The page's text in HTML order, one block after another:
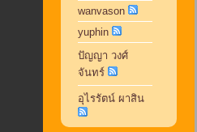
wanvason
yuphin
ปัญญา วงศ์
จันทร์
อุไรรัตน์ ผาสิน